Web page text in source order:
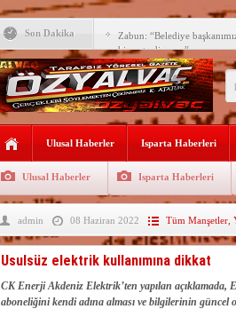
Son Dakika Zabun: “Belediye
hizmet ediyoruz”
Yeni öğretim yılı
Yalvaç Festivali’ne görkemli
Yalvaç’ta şimdi de Adliye
Bir zamanlar Yalvaç, Ünlü
Sahipti
Tunçbilek: “Ekmek
Hükümettir”
Süreyya Sadi Bilgiç’ten
Festivalde sünnet şöleni
Ulusal Haberler Isparta Haberleri
Ulusal Haberler Isparta Haberleri
admin 08 Haziran 2022 Tüm Manşetler,
Usulsüz elektrik kullanımına dikkat
CK Enerji Akdeniz Elektrik’ten yapılan açıklamada,
aboneliğini kendi adına alması ve bilgilerinin güncel